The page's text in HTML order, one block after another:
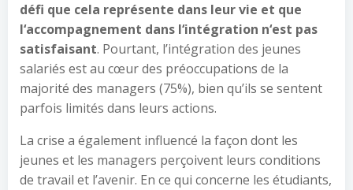
défi que cela représente dans leur vie et que
l‘accompagnement dans l‘intégration n‘est pas
satisfaisant. Pourtant, l’intégration des jeunes
salariés est au cœur des préoccupations de la
majorité des managers (75%), bien qu’ils se sentent
parfois limités dans leurs actions.
La crise a également influencé la façon dont les
jeunes et les managers perçoivent leurs conditions
de travail et l’avenir. En ce qui concerne les étudiants,